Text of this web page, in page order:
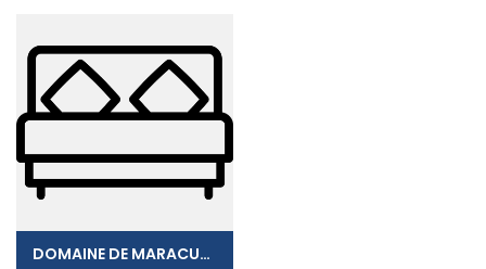
DOMAINE DE MARACUDJA